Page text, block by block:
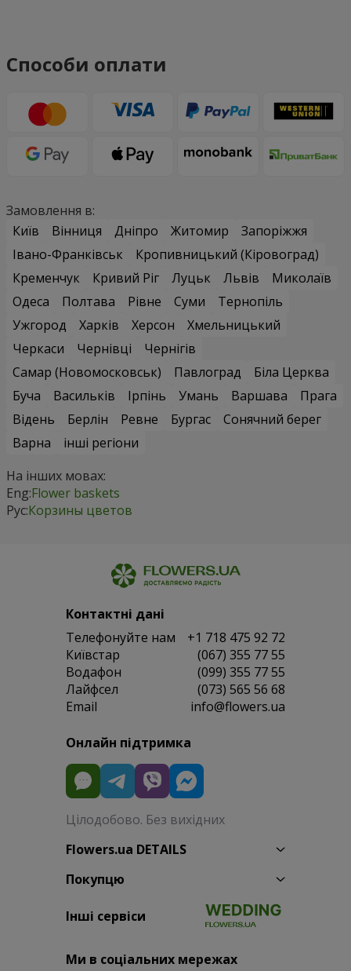
Способи оплати
Замовлення в:
Київ
Вінниця Дніпро Житомир
Запоріжжя
Івано-Франківськ
Кропивницький (Кіровоград)
Кременчук
Кривий Ріг Луцьк Львів
Миколаїв
Одеса
Полтава Рівне Суми
Тернопіль
Ужгород
Харків Херсон
Хмельницький
Черкаси
Чернівці
Чернігів
Самар (Новомосковськ)
Павлоград
Біла Церква
Буча
Васильків Ірпінь Умань Варшава
Прага
Відень
Берлін Ревне Бургас
Сонячний берег
Варна
інші регіони
На інших мовах:
Eng:Flower baskets
Рус:Корзины цветов
Контактні дані
Телефонуйте нам
+1 718 475 92 72
Київстар
(067) 355 77 55
Водафон
(099) 355 77 55
Лайфсел
(073) 565 56 68
Email
info@flowers.ua
Онлайн підтримка
Цілодобово. Без вихідних
Flowers.ua DETAILS
Покупцю
Інші сервіси
Ми в соціальних мережах